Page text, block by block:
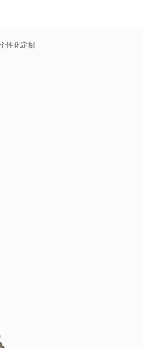
性化定制